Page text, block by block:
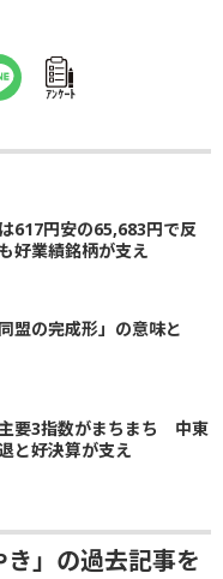
ｱﾝｹｰﾄ
617円安の65,683円で反
好業績銘柄が支え
盟の完成形」の意味と
主要3指数がまちまち 中東
と好決算が支え
き」の過去記事を